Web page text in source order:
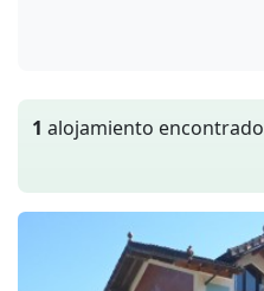
1 alojamiento encontrado